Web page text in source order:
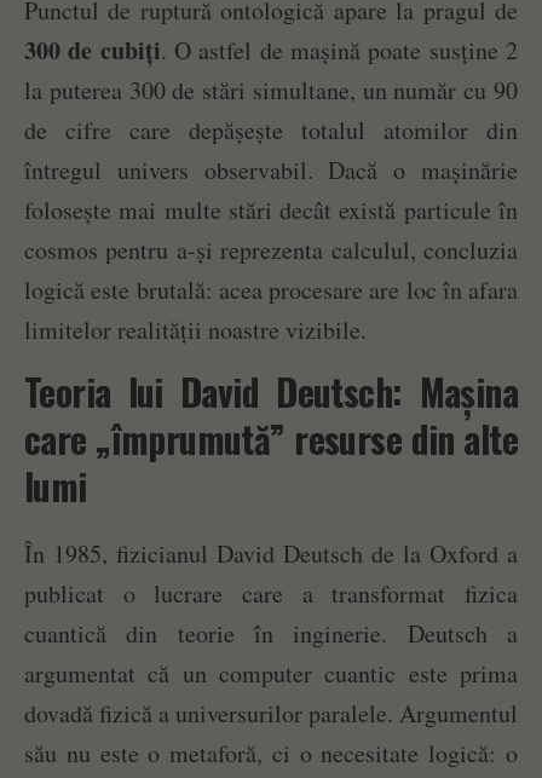
Punctul de ruptură ontologică apare la pragul de
300 de cubiți. O astfel de mașină poate susține 2
la puterea 300 de stări simultane, un număr cu 90
de cifre care depășește totalul atomilor din
întregul univers observabil. Dacă o mașinărie
folosește mai multe stări decât există particule în
cosmos pentru a-și reprezenta calculul, concluzia
logică este brutală: acea procesare are loc în afara
limitelor realității noastre vizibile.
Teoria lui David Deutsch: Mașina
care „împrumută” resurse din alte
lumi
În 1985, fizicianul David Deutsch de la Oxford a
publicat o lucrare care a transformat fizica
cuantică din teorie în inginerie. Deutsch a
argumentat că un computer cuantic este prima
dovadă fizică a universurilor paralele. Argumentul
său nu este o metaforă, ci o necesitate logică: o